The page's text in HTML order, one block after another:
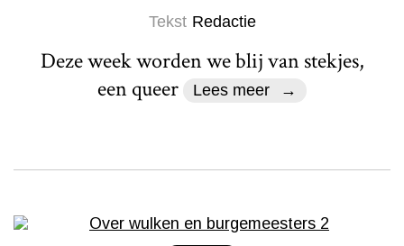
Tekst Redactie
Deze week worden we blij van stekjes,
een queer
Lees meer